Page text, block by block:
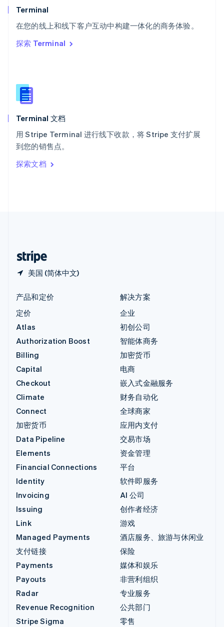
Terminal
在您的线上和线下客户互动中构建一体化的商务体验。
探索 Terminal
Terminal 文档
用 Stripe Terminal 进行线下收款，将 Stripe 支付扩展
到您的销售点。
探索文档
美国 (简体中文)
泰国
ไทยEnglish
English
English
新西兰
匈牙利
意大利
ItalianoEnglish
印度
English
产品和定价
定价
Atlas
Authorization Boost
Billing
Capital
Checkout
Climate
Connect
加密货币
Data Pipeline
Elements
Financial Connections
Identity
Invoicing
Issuing
Link
Managed Payments
支付链接
Payments
Payouts
Radar
Revenue Recognition
Stripe Sigma
解决方案
企业
初创公司
智能体商务
加密货币
电商
嵌入式金融服务
财务自动化
全球商家
应用内支付
交易市场
资金管理
平台
软件即服务
AI 公司
创作者经济
游戏
酒店服务、旅游与休闲业
保险
媒体和娱乐
非营利组织
专业服务
公共部门
零售